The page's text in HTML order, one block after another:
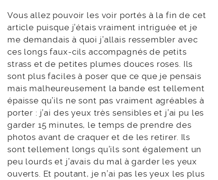
Vous allez pouvoir les voir portés à la fin de cet
article puisque j’étais vraiment intriguée et je
me demandais à quoi j’allais ressembler avec
ces longs faux-cils accompagnés de petits
strass et de petites plumes douces roses. Ils
sont plus faciles à poser que ce que je pensais
mais malheureusement la bande est tellement
épaisse qu’ils ne sont pas vraiment agréables à
porter : j’ai des yeux très sensibles et j’ai pu les
garder 15 minutes, le temps de prendre des
photos avant de craquer et de les retirer. Ils
sont tellement longs qu’ils sont également un
peu lourds et j’avais du mal à garder les yeux
ouverts. Et poutant, je n’ai pas les yeux les plus